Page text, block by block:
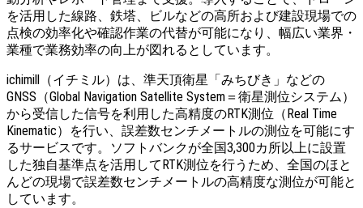
を活用した線路、鉄塔、ビルなどの高所および建設現場での
点検の効率化や確認作業の代替が可能になり、幅広い業界・
業種で業務効率の向上が図れるとしています。
ichimill（イチミル）は、準天頂衛星「みちびき」などの
GNSS（Global Navigation Satellite System＝衛星測位システム）
から受信した信号を利用した高精度のRTK測位（Real Time
Kinematic）を行い、誤差数センチメートルの測位を可能にす
るサービスです。ソフトバンクが全国3,300カ所以上に設置
した独自基準点を活用してRTK測位を行うため、全国のほと
んどの現場で誤差数センチメートルの高精度な測位が可能と
しています。